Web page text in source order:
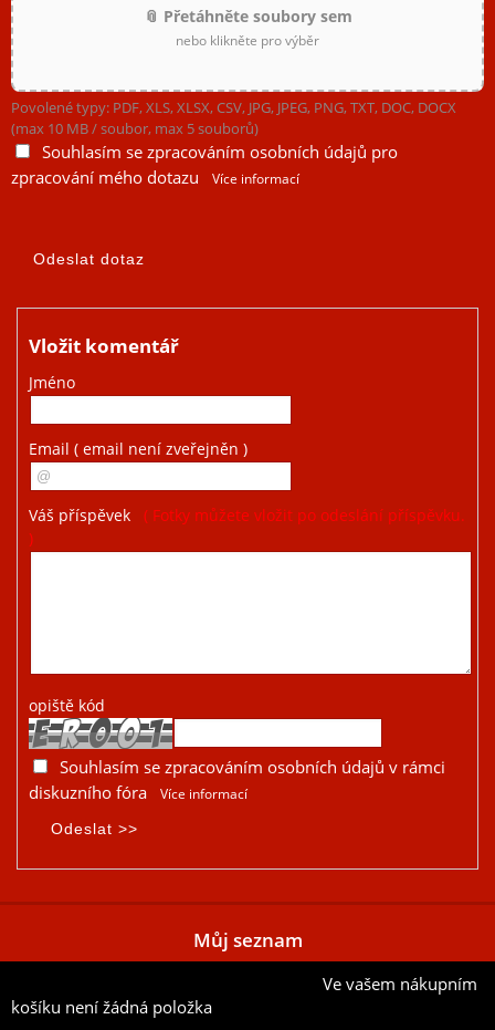
📎 Přetáhněte soubory sem
nebo klikněte pro výběr
Povolené typy: PDF, XLS, XLSX, CSV, JPG, JPEG, PNG, TXT, DOC, DOCX
(max 10 MB / soubor, max 5 souborů)
Souhlasím se zpracováním osobních údajů pro
zpracování mého dotazu
Více informací
Vložit komentář
Jméno
Email ( email není zveřejněn )
Váš příspěvek
( Fotky můžete vložit po odeslání příspěvku.
)
opiště kód
Souhlasím se zpracováním osobních údajů v rámci
diskuzního fóra
Více informací
Můj seznam
Ve vašem nákupním
košíku není žádná položka